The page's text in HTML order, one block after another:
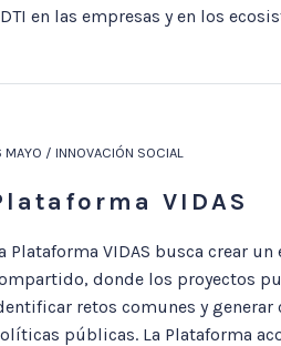
en las empresas y en los
MAYO / INNOVACIÓN SOCIAL
VIDAS
Plataforma VIDAS busca crear
donde los proyectos
retos comunes y
públicas. La Plataforma